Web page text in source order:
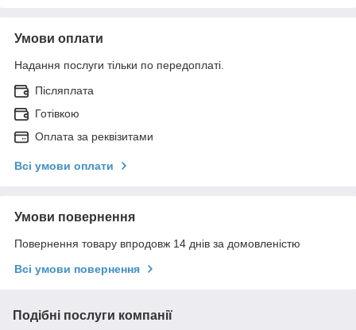
Умови оплати
Надання послуги тільки по передоплаті.
Післяплата
Готівкою
Оплата за реквізитами
Всі умови оплати
Умови повернення
Повернення товару впродовж 14 днів за домовленістю
Всі умови повернення
Подібні послуги компанії